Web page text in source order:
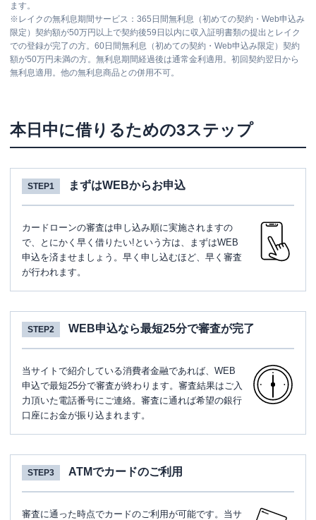
ます。
※ レイクの無利息期間サービス：365日間無利息（初めての契約・Web申込み
限定）契約額が50万円以上で契約後59日以内に収入証明書類の提出とレイク
での登録が完了の方。60日間無利息（初めての契約・Web申込み限定）契約
額が50万円未満の方。無利息期間経過後は通常金利適用。初回契約翌日から
無利息適用。他の無利息商品との併用不可。
本日中に借りるための3ステップ
STEP1 まずはWEBからお申込
カードローンの審査は申し込み順に実施されますの
で、とにかく早く借りたい!という方は、まずはWEB
申込を済ませましょう。早く申し込むほど、早く審査
が行われます。
STEP2 WEB申込なら最短25分で審査が完了
当サイトで紹介している消費者金融であれば、WEB
申込で最短25分で審査が終わります。審査結果はご入
力頂いた電話番号にご連絡。審査に通れば希望の銀行
口座にお金が振り込まれます。
STEP3 ATMでカードのご利用
審査に通った時点でカードのご利用が可能です。当サ